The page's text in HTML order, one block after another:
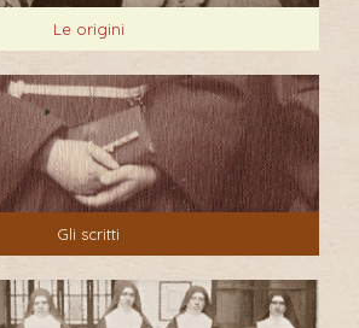
Le origini
Gli scritti